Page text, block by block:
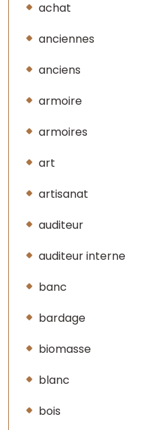
achat
anciennes
anciens
armoire
armoires
art
artisanat
auditeur
auditeur interne
banc
bardage
biomasse
blanc
bois